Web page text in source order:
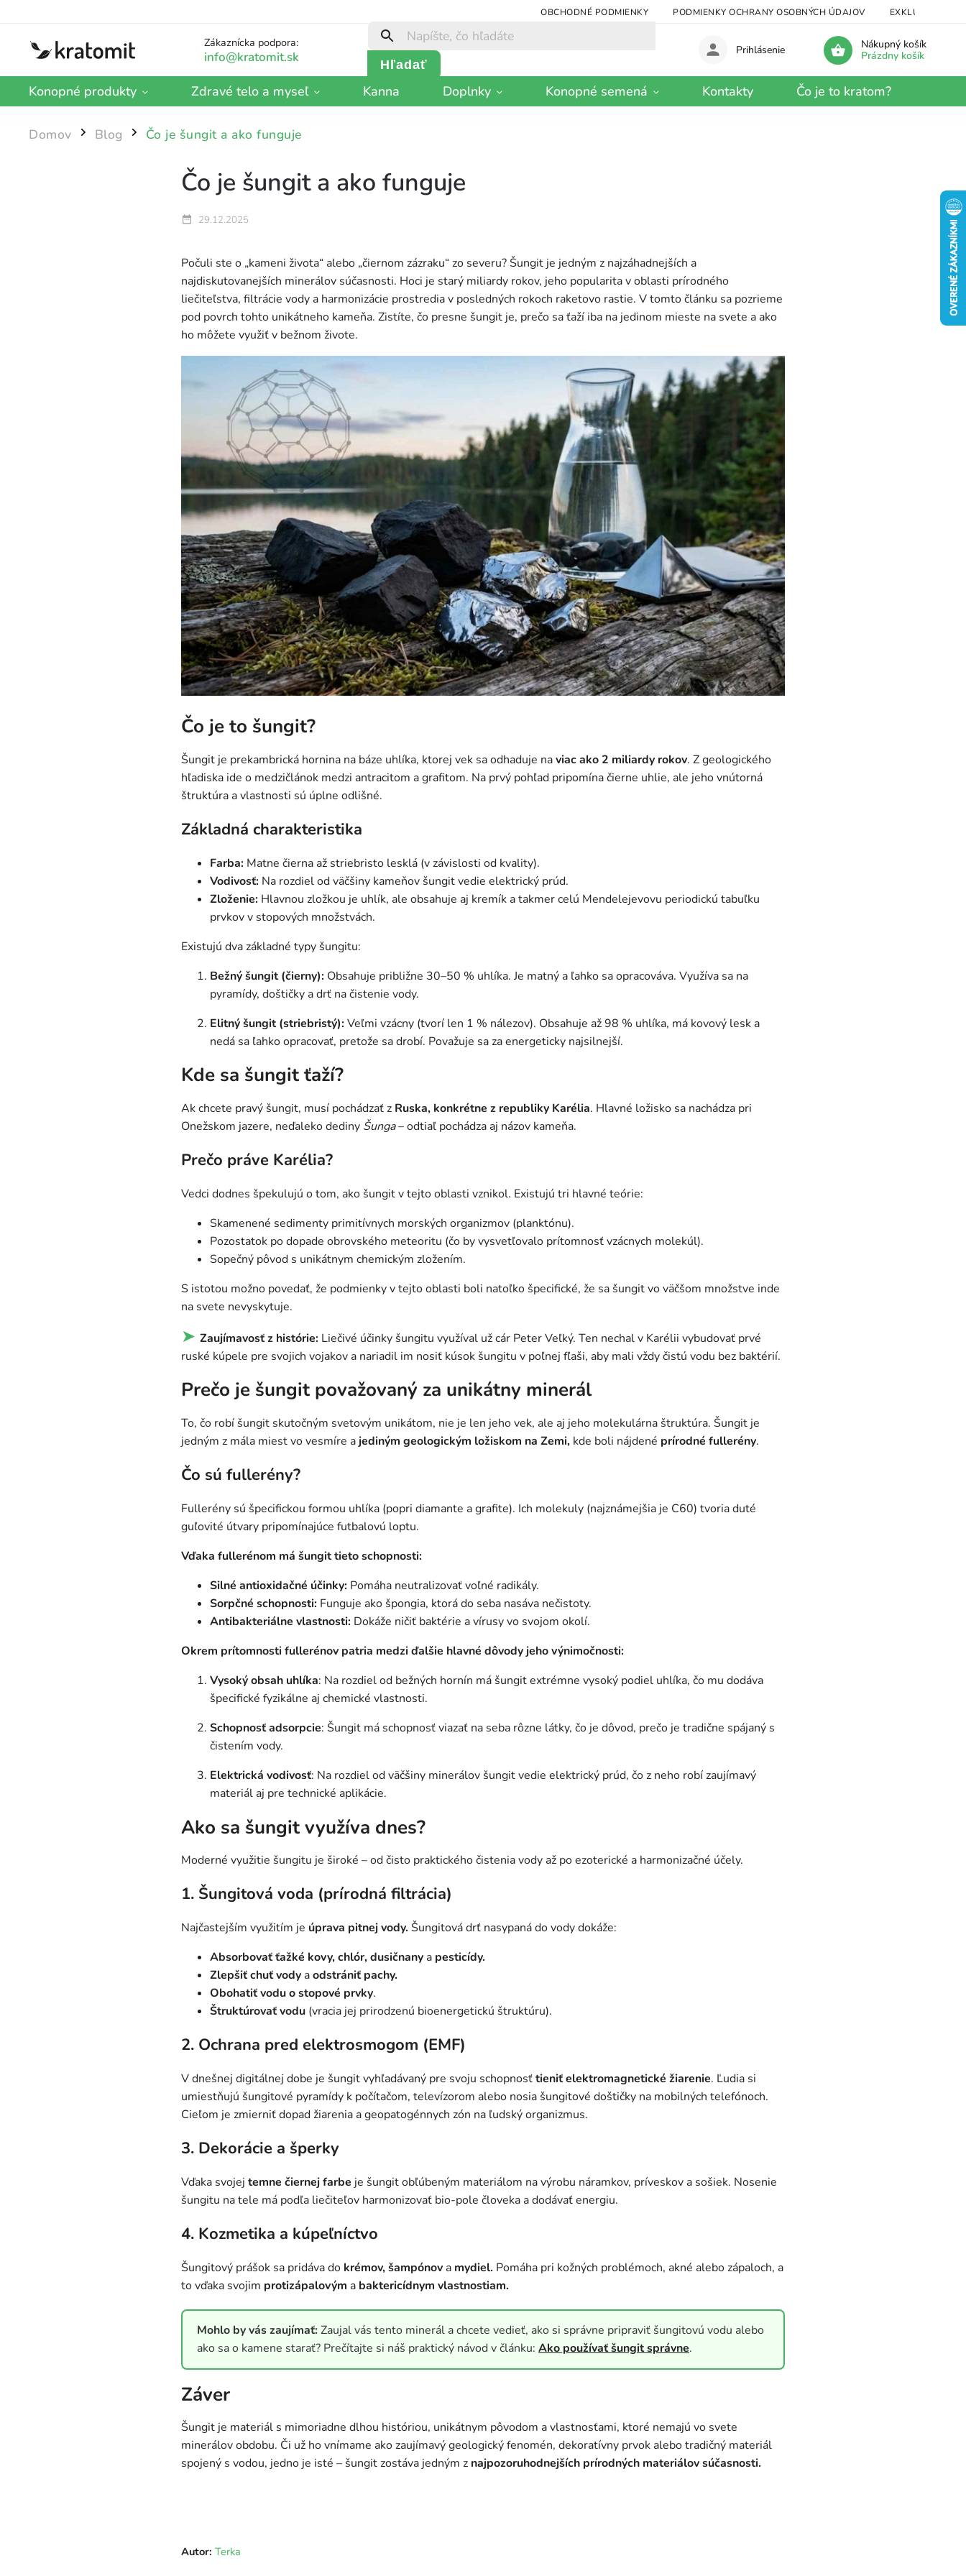
OBCHODNÉ PODMIENKY PODMIENKY OCHRANY OSOBNÝCH ÚDAJOV EXKLUZÍVNY
Zákaznícka podpora:
Hľadať
Nákupný košík
Prázdny košík
Prihlásenie
Konopné produkty Zdravé telo a myseľ Kanna Doplnky Konopné semená Kontakty Čo je to kratom?
Domov / Blog / Čo je šungit a ako funguje
Čo je šungit a ako funguje
29.12.2025
Počuli ste o „kameni života“ alebo „čiernom zázraku“ zo severu? Šungit je jedným z najzáhadnejších a
najdiskutovanejších minerálov súčasnosti. Hoci je starý miliardy rokov, jeho popularita v oblasti prírodného
liečiteľstva, filtrácie vody a harmonizácie prostredia v posledných rokoch raketovo rastie. V tomto článku sa pozrieme
pod povrch tohto unikátneho kameňa. Zistíte, čo presne šungit je, prečo sa ťaží iba na jedinom mieste na svete a ako
ho môžete využiť v bežnom živote.
Čo je to šungit?
Šungit je prekambrická hornina na báze uhlíka, ktorej vek sa odhaduje naviac ako 2 miliardy rokov. Z geologického
hľadiska ide o medzičlánok medzi antracitom a grafitom. Na prvý pohľad pripomína čierne uhlie, ale jeho vnútorná
štruktúra a vlastnosti sú úplne odlišné.
Základná charakteristika
Farba: Matne čierna až striebristo lesklá (v závislosti od kvality).
Vodivosť: Na rozdiel od väčšiny kameňov šungit vedie elektrický prúd.
Zloženie: Hlavnou zložkou je uhlík, ale obsahuje aj kremík a takmer celú Mendelejevovu periodickú tabuľku
prvkov v stopových množstvách.
Existujú dva základné typy šungitu:
Bežný šungit (čierny): Obsahuje približne 30–50 % uhlíka. Je matný a ľahko sa opracováva. Využíva sa na
pyramídy, doštičky a drť na čistenie vody.
Elitný šungit (striebristý):Veľmi vzácny (tvorí len 1 % nálezov). Obsahuje až 98 % uhlíka, má kovový lesk a
nedá sa ľahko opracovať, pretože sa drobí. Považuje sa za energeticky najsilnejší.
Kde sa šungit ťaží?
Ak chcete pravý šungit, musí pochádzať z Ruska, konkrétne z republiky Karélia. Hlavné ložisko sa nachádza pri
Onežskom jazere, neďaleko dediny Šunga– odtiaľ pochádza aj názov kameňa.
Prečo práve Karélia?
Vedci dodnes špekulujú o tom, ako šungit v tejto oblasti vznikol. Existujú tri hlavné teórie:
Skamenené sedimenty primitívnych morských organizmov (planktónu).
Pozostatok po dopade obrovského meteoritu (čo by vysvetľovalo prítomnosť vzácnych molekúl).
Sopečný pôvod s unikátnym chemickým zložením.
S istotou možno povedať, že podmienky v tejto oblasti boli natoľko špecifické, že sa šungit vo väčšom množstve inde
na svete nevyskytuje.
➤ Zaujímavosť z histórie: Liečivé účinky šungitu využíval už cár Peter Veľký. Ten nechal v Karélii vybudovať prvé
ruské kúpele pre svojich vojakov a nariadil im nosiť kúsok šungitu v poľnej fľaši, aby mali vždy čistú vodu bez baktérií.
Prečo je šungit považovaný za unikátny minerál
To, čo robí šungit skutočným svetovým unikátom, nie je len jeho vek, ale aj jeho molekulárna štruktúra. Šungit je
jedným z mála miest vo vesmíre a jediným geologickým ložiskom na Zemi, kde boli nájdené prírodné fullerény.
Čo sú fullerény?
Fullerény sú špecifickou formou uhlíka (popri diamante a grafite). Ich molekuly (najznámejšia je C60) tvoria duté
guľovité útvary pripomínajúce futbalovú loptu.
Vďaka fullerénom má šungit tieto schopnosti:
Silné antioxidačné účinky: Pomáha neutralizovať voľné radikály.
Sorpčné schopnosti: Funguje ako špongia, ktorá do seba nasáva nečistoty.
Antibakteriálne vlastnosti: Dokáže ničiť baktérie a vírusy vo svojom okolí.
Okrem prítomnosti fullerénov patria medzi ďalšie hlavné dôvody jeho výnimočnosti:
Vysoký obsah uhlíka: Na rozdiel od bežných hornín má šungit extrémne vysoký podiel uhlíka, čo mu dodáva
špecifické fyzikálne aj chemické vlastnosti.
Schopnosť adsorpcie: Šungit má schopnosť viazať na seba rôzne látky, čo je dôvod, prečo je tradične spájaný s
čistením vody.
Elektrická vodivosť: Na rozdiel od väčšiny minerálov šungit vedie elektrický prúd, čo z neho robí zaujímavý
materiál aj pre technické aplikácie.
Ako sa šungit využíva dnes?
Moderné využitie šungitu je široké – od čisto praktického čistenia vody až po ezoterické a harmonizačné účely.
1. Šungitová voda (prírodná filtrácia)
Najčastejším využitím je úprava pitnej vody. Šungitová drť nasypaná do vody dokáže:
Absorbovať ťažké kovy, chlór, dusičnany a pesticídy.
Zlepšiť chuť vody aodstrániť pachy.
Obohatiť voduo stopové prvky.
Štruktúrovať vodu (vracia jej prirodzenú bioenergetickú štruktúru).
2. Ochrana pred elektrosmogom (EMF)
V dnešnej digitálnej dobe je šungit vyhľadávaný pre svoju schopnosťtieniť elektromagnetické žiarenie. Ľudia si
umiestňujú šungitové pyramídy k počítačom, televízorom alebo nosia šungitové doštičky na mobilných telefónoch.
Cieľom je zmierniť dopad žiarenia a geopatogénnych zón na ľudský organizmus.
3. Dekorácie a šperky
Vďaka svojej temne čiernej farbe je šungit obľúbeným materiálom na výrobu náramkov, príveskov a sošiek. Nosenie
šungitu na tele má podľa liečiteľov harmonizovať bio-pole človeka a dodávať energiu.
4. Kozmetika a kúpeľníctvo
Šungitový prášok sa pridáva do krémov, šampónov a mydiel. Pomáha pri kožných problémoch, akné alebo zápaloch, a
to vďaka svojim protizápalovým a baktericídnym vlastnostiam.
Mohlo by vás zaujímať:Zaujal vás tento minerál a chcete vedieť, ako si správne pripraviť šungitovú vodu alebo
ako sa o kamene starať? Prečítajte si náš praktický návod v článku: Ako používať šungit správne.
Záver
Šungit je materiál s mimoriadne dlhou históriou, unikátnym pôvodom a vlastnosťami, ktoré nemajú vo svete
minerálov obdobu. Či už ho vnímame ako zaujímavý geologický fenomén, dekoratívny prvok alebo tradičný materiál
spojený s vodou, jedno je isté – šungit zostáva jedným z najpozoruhodnejších prírodných materiálov súčasnosti.
Autor: Terka